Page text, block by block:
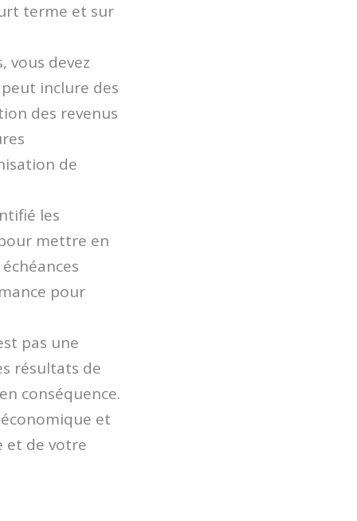
terme et sur
vous devez
inclure des
des revenus
de
les
mettre en
pour
pas une
résultats de
conséquence.
et
et de votre